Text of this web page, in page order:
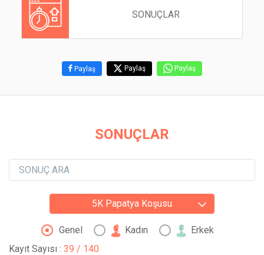
SONUÇLAR
Paylaş Paylaş Paylaş
SONUÇLAR
5K Papatya Koşusu
Genel Kadın
Erkek
Kayıt Sayısı : 39 / 140